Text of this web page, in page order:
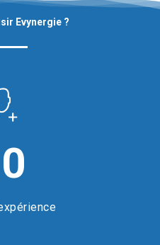
Evynergie ?